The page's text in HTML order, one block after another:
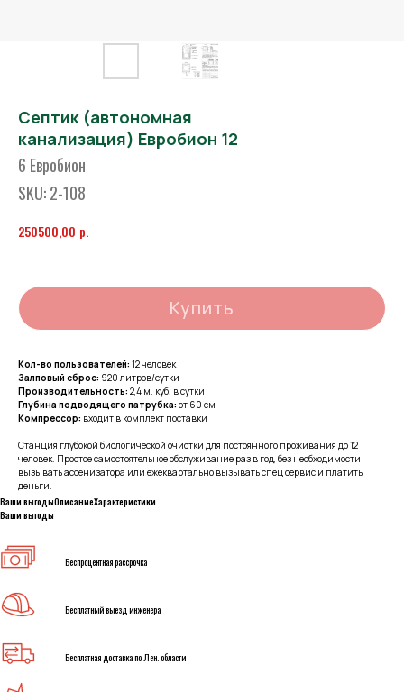
Септик (автономная
канализация) Евробион 12
6 Евробион
SKU:2-108
250500,00 р.
Купить
Кол-во пользователей: 12 человек
Залповый сброс: 920 литров/сутки
Производительность: 2,4 м. куб. в сутки
Глубина подводящего патрубка: от 60 см
Компрессор: входит в комплект поставки
Станция глубокой биологической очистки для постоянного проживания до 12
человек. Простое самостоятельное обслуживание раз в год, без необходимости
вызывать ассенизатора или ежеквартально вызывать спец сервис и платить
деньги.
Ваши выгодыОписаниеХарактеристики
Ваши выгоды
Беспроцентная рассрочка
Бесплатный выезд инженера
Бесплатная доставка по Лен. области